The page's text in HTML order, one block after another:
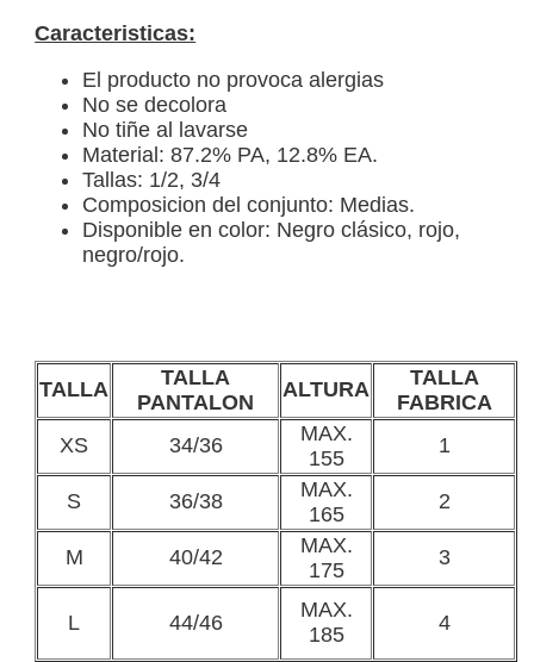
Caracteristicas:
El producto no provoca alergias
No se decolora
No tiñe al lavarse
Material: 87.2% PA, 12.8% EA.
Tallas: 1/2, 3/4
Composicion del conjunto: Medias.
Disponible en color: Negro clásico, rojo,
negro/rojo.
TALLA
TALLA
PANTALON
ALTURA
TALLA
FABRICA
XS
34/36
MAX.
155
1
S 36/38
MAX.
165
2
M 40/42
MAX.
175
3
L 44/46
MAX.
185
4